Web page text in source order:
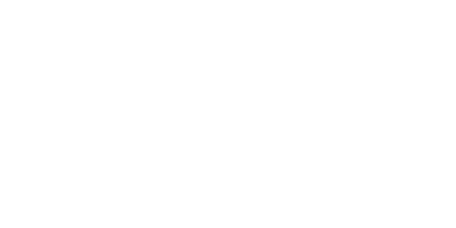
podemos tirar para delante y trabajamos con ilusión
de Juanlu
de 420 millones por el club
el ataque nervionense
de un inválido Consejo
antes del cierre
con el Genoa
campo sevillista
Salónica